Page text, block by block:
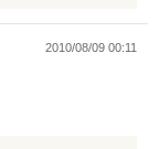
リーです2010/08/09 00:11